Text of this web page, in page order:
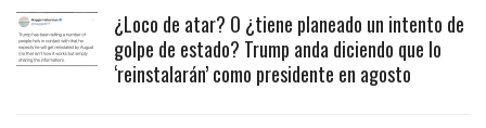
¿Loco de atar? O ¿tiene planeado un intento de
golpe de estado? Trump anda diciendo que lo
‘reinstalarán’ como presidente en agosto